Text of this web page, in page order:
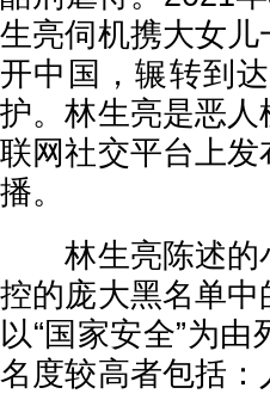
生亮伺机携大女
开中国，辗转到
护。林生亮是恶
联网社交平台上
播。
林生亮陈述的
控的庞大黑名单
以“国家安全”为
名度较高者包括